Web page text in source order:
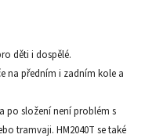
děti i dospělé.
na předním i zadním kole a
po složení není problém s
tramvaji. HM2040T se také